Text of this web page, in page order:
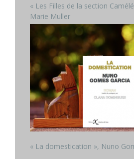
« Les Filles de la section
Marie Muller
« La domestication », Nuno